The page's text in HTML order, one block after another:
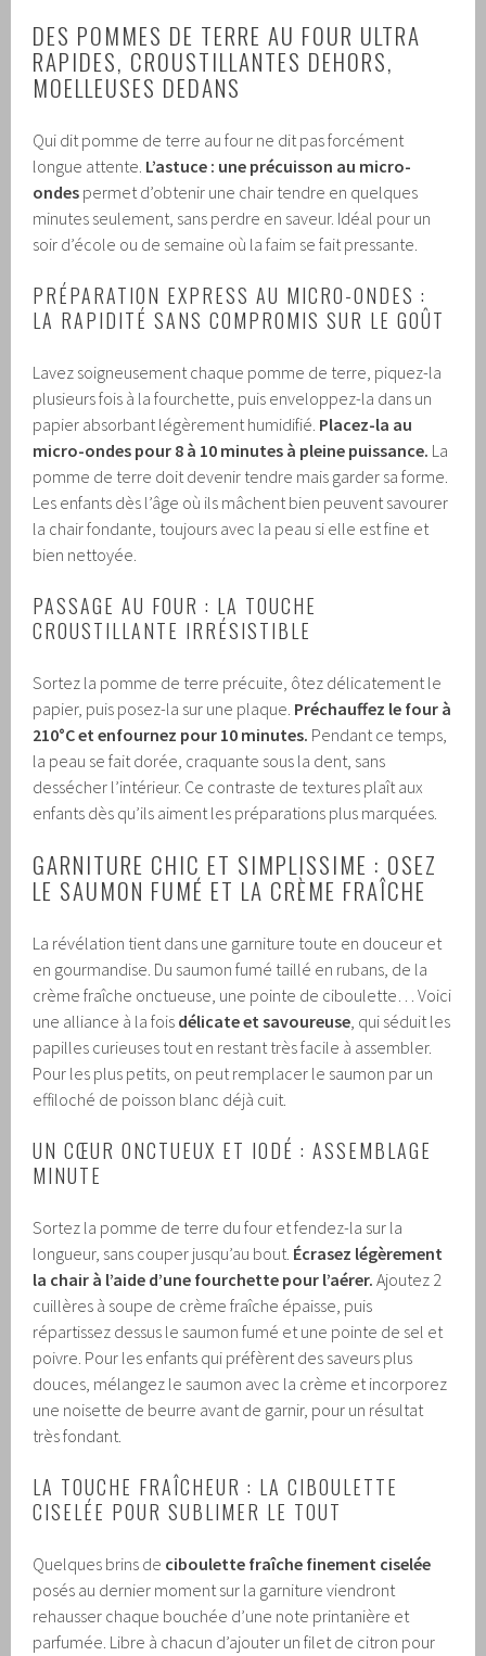
DES POMMES DE TERRE AU FOUR ULTRA
RAPIDES, CROUSTILLANTES DEHORS,
MOELLEUSES DEDANS
Qui dit pomme de terre au four ne dit pas forcément
longue attente. L’astuce : une précuisson au micro-
ondes permet d’obtenir une chair tendre en quelques
minutes seulement, sans perdre en saveur. Idéal pour un
soir d’école ou de semaine où la faim se fait pressante.
PRÉPARATION EXPRESS AU MICRO-ONDES :
LA RAPIDITÉ SANS COMPROMIS SUR LE GOÛT
Lavez soigneusement chaque pomme de terre, piquez-la
plusieurs fois à la fourchette, puis enveloppez-la dans un
papier absorbant légèrement humidifié. Placez-la au
micro-ondes pour 8 à 10 minutes à pleine puissance. La
pomme de terre doit devenir tendre mais garder sa forme.
Les enfants dès l’âge où ils mâchent bien peuvent savourer
la chair fondante, toujours avec la peau si elle est fine et
bien nettoyée.
PASSAGE AU FOUR : LA TOUCHE
CROUSTILLANTE IRRÉSISTIBLE
Sortez la pomme de terre précuite, ôtez délicatement le
papier, puis posez-la sur une plaque. Préchauffez le four à
210°C et enfournez pour 10 minutes. Pendant ce temps,
la peau se fait dorée, craquante sous la dent, sans
dessécher l’intérieur. Ce contraste de textures plaît aux
enfants dès qu’ils aiment les préparations plus marquées.
GARNITURE CHIC ET SIMPLISSIME : OSEZ
LE SAUMON FUMÉ ET LA CRÈME FRAÎCHE
La révélation tient dans une garniture toute en douceur et
en gourmandise. Du saumon fumé taillé en rubans, de la
crème fraîche onctueuse, une pointe de ciboulette… Voici
une alliance à la fois délicate et savoureuse , qui séduit les
papilles curieuses tout en restant très facile à assembler.
Pour les plus petits, on peut remplacer le saumon par un
effiloché de poisson blanc déjà cuit.
UN CŒUR ONCTUEUX ET IODÉ : ASSEMBLAGE
MINUTE
Sortez la pomme de terre du four et fendez-la sur la
longueur, sans couper jusqu’au bout. Écrasez légèrement
la chair à l’aide d’une fourchette pour l’aérer. Ajoutez 2
cuillères à soupe de crème fraîche épaisse, puis
répartissez dessus le saumon fumé et une pointe de sel et
poivre. Pour les enfants qui préfèrent des saveurs plus
douces, mélangez le saumon avec la crème et incorporez
une noisette de beurre avant de garnir, pour un résultat
très fondant.
LA TOUCHE FRAÎCHEUR : LA CIBOULETTE
CISELÉE POUR SUBLIMER LE TOUT
Quelques brins de ciboulette fraîche finement ciselée
posés au dernier moment sur la garniture viendront
rehausser chaque bouchée d’une note printanière et
parfumée. Libre à chacun d’ajouter un filet de citron pour